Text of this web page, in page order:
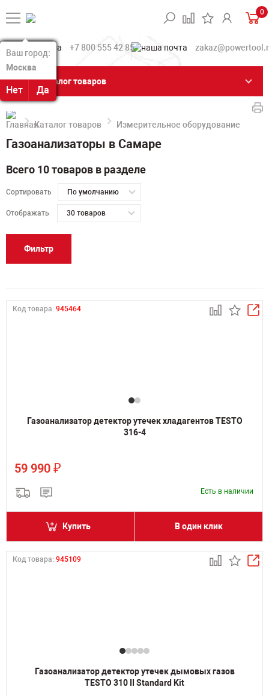
Ваш город:
Москва
Нет Да
Ваш город:
Москва
Нет Да
0
+7 800 555 42 85
Каталог товаров
Каталог товаров Измерительное оборудование
Газоанализаторы в Самаре
Всего 10 товаров в разделе
Сортировать По умолчанию
Отображать 30 товаров
Фильтр
Код товара: 945464
Газоанализатор детектор утечек хладагентов TESTO
316-4
59 990 ₽
Есть в наличии
Купить В один клик
Код товара: 945109
Газоанализатор детектор утечек дымовых газов
TESTO 310 II Standard Kit